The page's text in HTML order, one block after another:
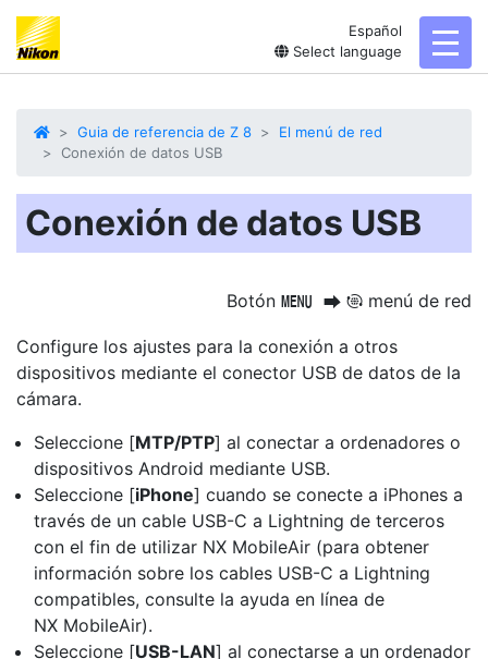
Español
Select language
Guia de referencia de Z 8
El menú de red
Conexión de datos USB
Conexión de datos USB
Botón G U F menú de red
Configure los ajustes para la conexión a otros
dispositivos mediante el conector USB de datos de la
cámara.
Seleccione [MTP/PTP] al conectar a ordenadores o
dispositivos Android mediante USB.
Seleccione [iPhone] cuando se conecte a iPhones a
través de un cable USB-C a Lightning de terceros
con el fin de utilizar NX MobileAir (para obtener
información sobre los cables USB-C a Lightning
compatibles, consulte la ayuda en línea de
NX MobileAir).
Seleccione [USB-LAN] al conectarse a un ordenador